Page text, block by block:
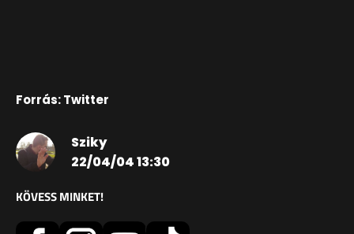
Forrás: Twitter
Sziky
22/04/04 13:30
KÖVESS MINKET!